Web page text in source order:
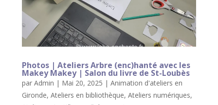
Photos | Ateliers Arbre (enc)hanté avec les
Makey Makey | Salon du livre de St-Loubès
par Admin | Mai 20, 2025 | Animation d'ateliers en
Gironde, Ateliers en bibliothèque, Ateliers numériques,